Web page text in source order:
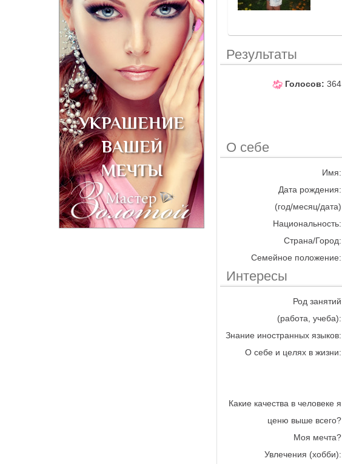
Результаты
Голосов: 364
О себе
Имя:
Дата рождения:
(год/месяц/дата)
Национальность:
Страна/Город:
Семейное положение:
Интересы
Род занятий
(работа, учеба):
Знание иностранных языков:
О себе и целях в жизни:
Какие качества в человеке я
ценю выше всего?
Моя мечта?
Увлечения (хобби):